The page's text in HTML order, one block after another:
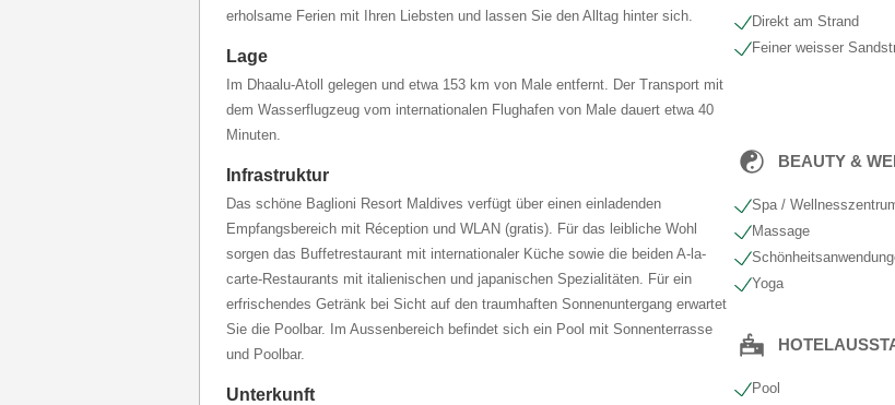
erholsame Ferien mit Ihren Liebsten und lassen Sie den Alltag hinter sich.
Lage
Im Dhaalu-Atoll gelegen und etwa 153 km von Male entfernt. Der Transport mit
dem Wasserflugzeug vom internationalen Flughafen von Male dauert etwa 40
Minuten.
Infrastruktur
Das schöne Baglioni Resort Maldives verfügt über einen einladenden
Empfangsbereich mit Réception und WLAN (gratis). Für das leibliche Wohl
sorgen das Buffetrestaurant mit internationaler Küche sowie die beiden A-la-
carte-Restaurants mit italienischen und japanischen Spezialitäten. Für ein
erfrischendes Getränk bei Sicht auf den traumhaften Sonnenuntergang erwartet
Sie die Poolbar. Im Aussenbereich befindet sich ein Pool mit Sonnenterrasse
und Poolbar.
Unterkunft
Direkt am Strand
Feiner weisser
BEAUTY &
Spa /
Massage
Yoga
Pool